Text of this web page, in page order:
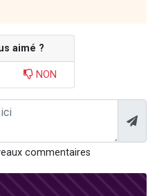
aimé ?
NON
commentaires